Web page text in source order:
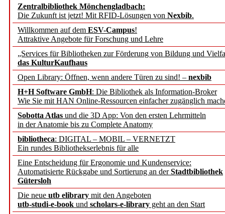
Zentralbibliothek Mönchengladbach:
Die Zukunft ist jetzt! Mit RFID-Lösungen von Nexbib.
Willkommen auf dem ESV-Campus!
Attraktive Angebote für Forschung und Lehre
„Services für Bibliotheken zur Förderung von Bildung und
das KulturKaufhaus
Open Library: Öffnen, wenn andere Türen zu sind! – nexbib
H+H Software GmbH: Die Bibliothek als Information-Broker
Wie Sie mit HAN Online-Ressourcen einfacher zugänglich
Sobotta Atlas und die 3D App: Von den ersten Lehrmitteln
in der Anatomie bis zu Complete Anatomy
bibliotheca: DIGITAL – MOBIL – VERNETZT
Ein rundes Bibliothekserlebnis für alle
Eine Entscheidung für Ergonomie und Kundenservice:
Automatisierte Rückgabe und Sortierung an derStadtbibliothek
Gütersloh
Die neue utb elibrary mit den Angeboten
utb-studi-e-book und scholars-e-library geht an den Start
konstruktiv!
Mohr Siebeck
und die Zeitschrift für
Francke Attempto
EBSCO Information
Recherchefunktionen in
Sorbisches Institut neu
Geschichte und